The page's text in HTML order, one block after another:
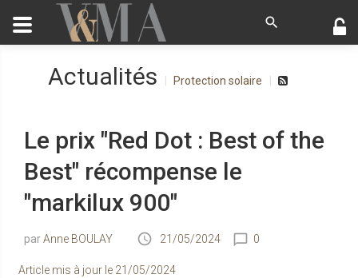
Actualités Protection solaire
Le prix "Red Dot : Best of the
Best" récompense le
"markilux 900"
Anne BOULAY 21/05/2024 0
Article mis à jour le 21/05/2024